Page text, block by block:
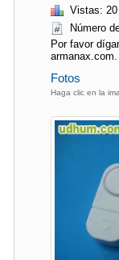
Vistas: 20
Número
Por favor
armanax.com.
Fotos
Haga clic en la